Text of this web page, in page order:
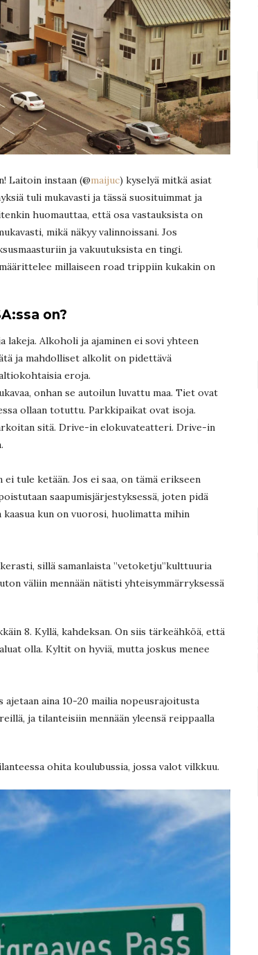
Laitoin instaan (@maijuc) kyselyä mitkä asiat
tuli mukavasti ja tässä suosituimmat ja
huomauttaa, että osa vastauksista on
mikä näkyy valinnoissani. Jos
ja vakuutuksista en tingi.
millaiseen road trippiin kukakin on
on?
lakeja. Alkoholi ja ajaminen ei sovi yhteen
ja mahdolliset alkolit on pidettävä
eroja.
onhan se autoilun luvattu maa. Tiet ovat
ollaan totuttu. Parkkipaikat ovat isoja.
sitä. Drive-in elokuvateatteri. Drive-in
tule ketään. Jos ei saa, on tämä erikseen
saapumisjärjestyksessä, joten pidä
kun on vuorosi, huolimatta mihin
sillä samanlaista ”vetoketju”kulttuuria
väliin mennään nätisti yhteisymmärryksessä
8. Kyllä, kahdeksan. On siis tärkeähköä, että
olla. Kyltit on hyviä, mutta joskus menee
aina 10-20 mailia nopeusrajoitusta
ja tilanteisiin mennään yleensä reippaalla
ohita koulubussia, jossa valot vilkkuu.